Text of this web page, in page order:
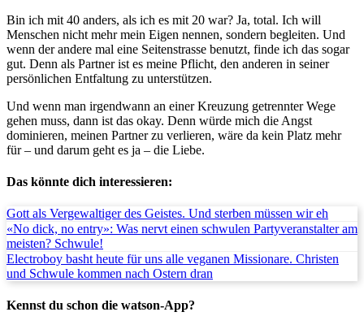
Bin ich mit 40 anders, als ich es mit 20 war? Ja, total. Ich will
Menschen nicht mehr mein Eigen nennen, sondern begleiten. Und
wenn der andere mal eine Seitenstrasse benutzt, finde ich das sogar
gut. Denn als Partner ist es meine Pflicht, den anderen in seiner
persönlichen Entfaltung zu unterstützen.
Und wenn man irgendwann an einer Kreuzung getrennter Wege
gehen muss, dann ist das okay. Denn würde mich die Angst
dominieren, meinen Partner zu verlieren, wäre da kein Platz mehr
für – und darum geht es ja – die Liebe.
Das könnte dich interessieren:
Gott als Vergewaltiger des Geistes. Und sterben müssen wir eh
«No dick, no entry»: Was nervt einen schwulen Partyveranstalter am
meisten? Schwule!
Electroboy basht heute für uns alle veganen Missionare. Christen
und Schwule kommen nach Ostern dran
Kennst du schon die watson-App?